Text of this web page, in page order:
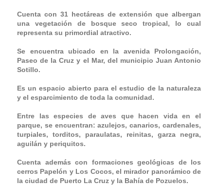
Cuenta con 31 hectáreas de extensión que albergan
una vegetación de bosque seco tropical, lo cual
representa su primordial atractivo.
Se encuentra ubicado en la avenida Prolongación,
Paseo de la Cruz y el Mar, del municipio Juan Antonio
Sotillo.
Es un espacio abierto para el estudio de la naturaleza
y el esparcimiento de toda la comunidad.
Entre las especies de aves que hacen vida en el
parque, se encuentran: azulejos, canarios, cardenales,
turpiales, torditos, paraulatas, reinitas, garza negra,
aguilán y periquitos.
Cuenta además con formaciones geológicas de los
cerros Papelón y Los Cocos, el mirador panorámico de
la ciudad de Puerto La Cruz y la Bahía de Pozuelos.